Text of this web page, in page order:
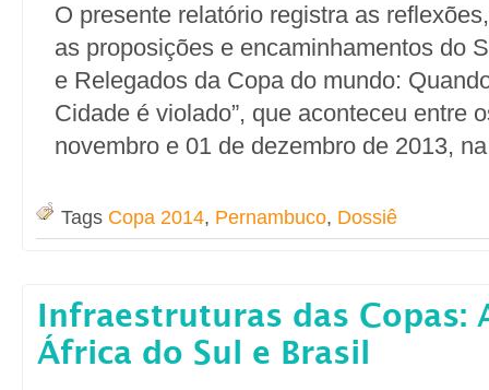
O presente relatório registra as
as proposições e encaminhamentos do
e Relegados da Copa do mundo:
Cidade é violado”, que aconteceu entre
novembro e 01 de dezembro de 2013,
Tags Copa 2014, Pernambuco, Dossiê
Infraestruturas das Copas:
África do Sul e Brasil